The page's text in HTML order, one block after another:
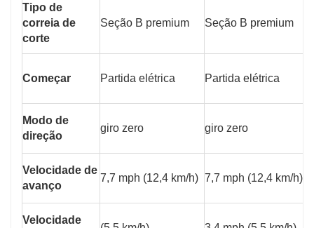
Tipo de
correia de
corte
Seção B premium Seção B premium
Começar Partida elétrica Partida elétrica
Modo de
direção
giro zero giro zero
Velocidade de
avanço
7,7 mph (12,4 km/h) 7,7 mph (12,4 km/h)
Velocidade